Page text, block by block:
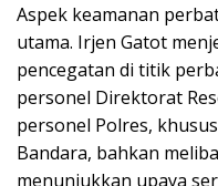
Aspek keamanan
utama. Irjen Gatot
pencegatan di titik
personel Direktorat
personel Polres,
Bandara, bahkan
menunjukkan upaya